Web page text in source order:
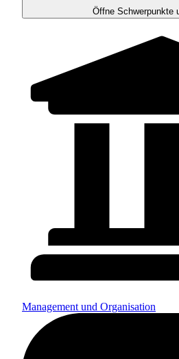
Öffne Schwerpunkte
Management und Organisation